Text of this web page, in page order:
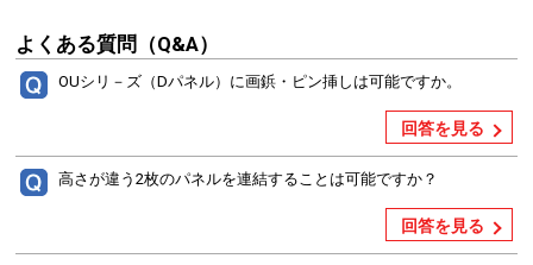
よくある質問（Q&A）
OUシリ－ズ（Dパネル）に画鋲・ピン挿しは可能ですか。
回答を見る
高さが違う2枚のパネルを連結することは可能ですか？
回答を見る